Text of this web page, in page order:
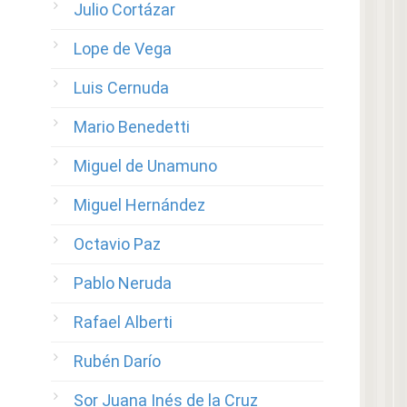
Julio Cortázar
Lope de Vega
Luis Cernuda
Mario Benedetti
Miguel de Unamuno
Miguel Hernández
Octavio Paz
Pablo Neruda
Rafael Alberti
Rubén Darío
Sor Juana Inés de la Cruz